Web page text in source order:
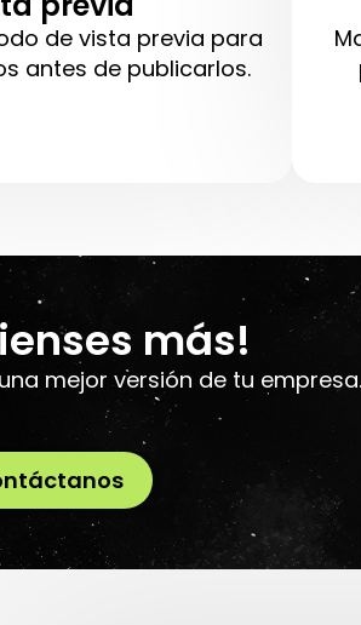
de vista previa para
antes de publicarlos.
más!
mejor versión de tu empresa.